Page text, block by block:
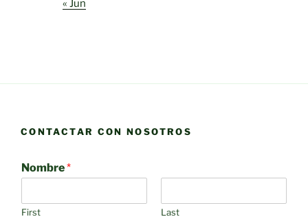
« Jun
CONTACTAR CON NOSOTROS
Nombre*
First Last